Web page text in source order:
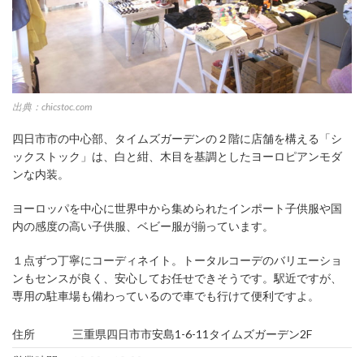
出典：chicstoc.com
四日市市の中心部、タイムズガーデンの２階に店舗を構える「シ
ックストック」は、白と紺、木目を基調としたヨーロピアンモダ
ンな内装。
ヨーロッパを中心に世界中から集められたインポート子供服や国
内の感度の高い子供服、ベビー服が揃っています。
１点ずつ丁寧にコーディネイト。トータルコーデのバリエーショ
ンもセンスが良く、安心してお任せできそうです。駅近ですが、
専用の駐車場も備わっているので車でも行けて便利ですよ。
住所
三重県四日市市安島1-6-11タイムズガーデン2F